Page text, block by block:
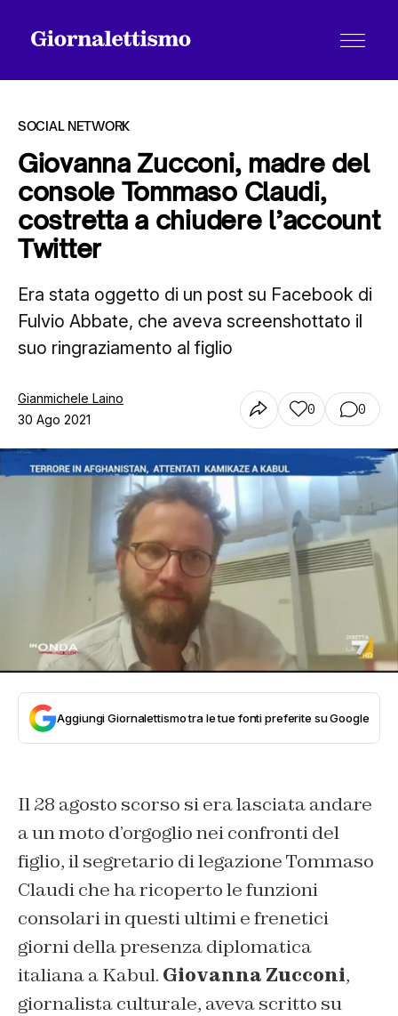
Tutti gli articoli
Contatti
SOCIAL NETWORK
Giovanna Zucconi, madre del
console Tommaso Claudi,
costretta a chiudere l’account
Twitter
Era stata oggetto di un post su Facebook di
Fulvio Abbate, che aveva screenshottato il
suo ringraziamento al figlio
Gianmichele Laino
30 Ago 2021
0 0
Aggiungi Giornalettismo tra le tue fonti preferite su Google
Il 28 agosto scorso si era lasciata andare
a un moto d’orgoglio nei confronti del
figlio, il segretario di legazione Tommaso
Claudi che ha ricoperto le funzioni
consolari in questi ultimi e frenetici
giorni della presenza diplomatica
italiana a Kabul. Giovanna Zucconi,
giornalista culturale, aveva scritto su